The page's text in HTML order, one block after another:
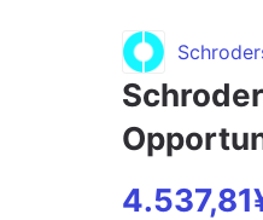
4.537,81